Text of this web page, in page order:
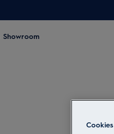
Showroom
Cookies